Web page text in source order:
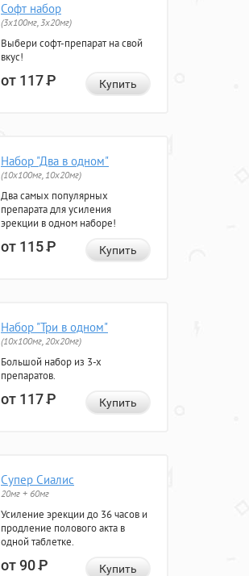
Софт набор
(3x100мг, 3x20мг)
Выбери софт-препарат на свой
вкус!
от 117Р Купить
Набор "Два в одном"
(10x100мг, 10x20мг)
Два самых популярных
препарата для усиления
эрекции в одном наборе!
от 115Р Купить
Набор "Три в одном"
(10x100мг, 20x20мг)
Большой набор из 3-х
препаратов.
от 117Р Купить
Супер Сиалис
20мг + 60мг
Усиление эрекции до 36 часов и
продление полового акта в
одной таблетке.
от 90Р Купить